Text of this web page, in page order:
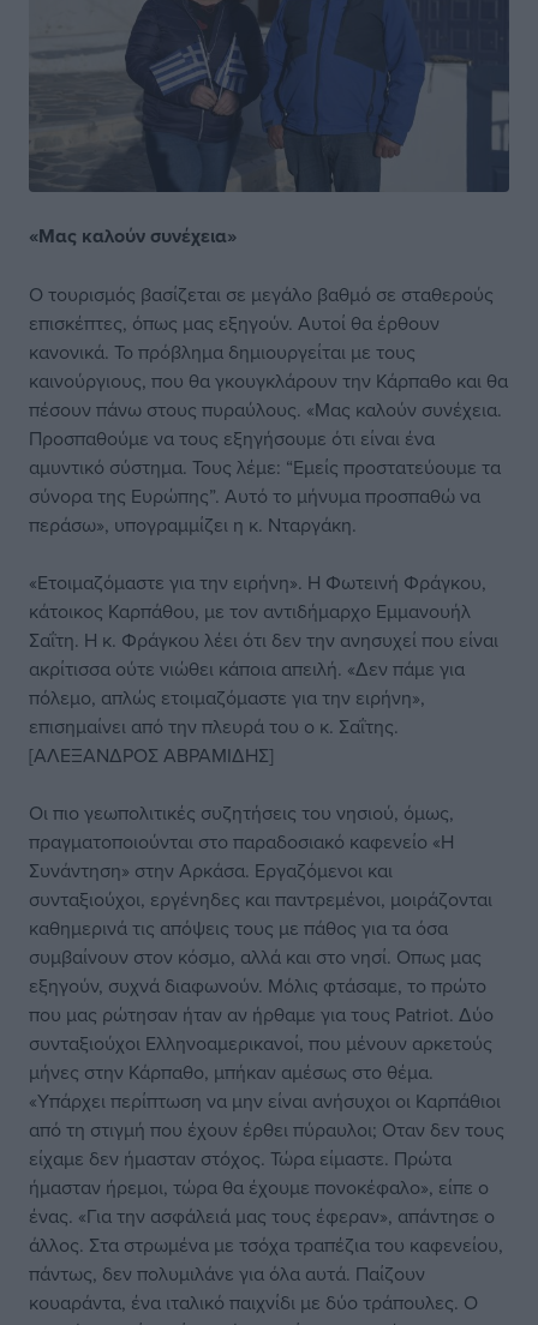
«Μας καλούν συνέχεια»
Ο τουρισμός βασίζεται σε μεγάλο βαθμό σε σταθερούς
επισκέπτες, όπως μας εξηγούν. Αυτοί θα έρθουν
κανονικά. Το πρόβλημα δημιουργείται με τους
καινούργιους, που θα γκουγκλάρουν την Κάρπαθο και θα
πέσουν πάνω στους πυραύλους. «Μας καλούν συνέχεια.
Προσπαθούμε να τους εξηγήσουμε ότι είναι ένα
αμυντικό σύστημα. Τους λέμε: “Εμείς προστατεύουμε τα
σύνορα της Ευρώπης”. Αυτό το μήνυμα προσπαθώ να
περάσω», υπογραμμίζει η κ. Νταργάκη.
«Ετοιμαζόμαστε για την ειρήνη». Η Φωτεινή Φράγκου,
κάτοικος Καρπάθου, με τον αντιδήμαρχο Εμμανουήλ
Σαΐτη. Η κ. Φράγκου λέει ότι δεν την ανησυχεί που είναι
ακρίτισσα ούτε νιώθει κάποια απειλή. «Δεν πάμε για
πόλεμο, απλώς ετοιμαζόμαστε για την ειρήνη»,
επισημαίνει από την πλευρά του ο κ. Σαΐτης.
[ΑΛΕΞΑΝΔΡΟΣ ΑΒΡΑΜΙΔΗΣ]
Οι πιο γεωπολιτικές συζητήσεις του νησιού, όμως,
πραγματοποιούνται στο παραδοσιακό καφενείο «Η
Συνάντηση» στην Αρκάσα. Εργαζόμενοι και
συνταξιούχοι, εργένηδες και παντρεμένοι, μοιράζονται
καθημερινά τις απόψεις τους με πάθος για τα όσα
συμβαίνουν στον κόσμο, αλλά και στο νησί. Οπως μας
εξηγούν, συχνά διαφωνούν. Μόλις φτάσαμε, το πρώτο
που μας ρώτησαν ήταν αν ήρθαμε για τους Patriot. Δύο
συνταξιούχοι Ελληνοαμερικανοί, που μένουν αρκετούς
μήνες στην Κάρπαθο, μπήκαν αμέσως στο θέμα.
«Υπάρχει περίπτωση να μην είναι ανήσυχοι οι Καρπάθιοι
από τη στιγμή που έχουν έρθει πύραυλοι; Οταν δεν τους
είχαμε δεν ήμασταν στόχος. Τώρα είμαστε. Πρώτα
ήμασταν ήρεμοι, τώρα θα έχουμε πονοκέφαλο», είπε ο
ένας. «Για την ασφάλειά μας τους έφεραν», απάντησε ο
άλλος. Στα στρωμένα με τσόχα τραπέζια του καφενείου,
πάντως, δεν πολυμιλάνε για όλα αυτά. Παίζουν
κουαράντα, ένα ιταλικό παιχνίδι με δύο τράπουλες. Ο